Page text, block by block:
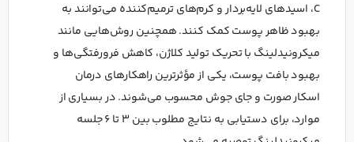
C، اسیدهای لایه‌بردار و کرم‌های ترمیم‌کننده می‌توانند به
بهبود ظاهر پوست کمک کنند. همچنین روش‌هایی مانند
میکرونیدلینگ با تحریک تولید کلاژن، کاهش فرورفتگی‌ها و
بهبود بافت پوست، یکی از مؤثرترین راهکارهای درمان
اسکار صورت و جای جوش محسوب می‌شوند. در بسیاری از
موارد، برای دستیابی به نتایج مطلوب بین ۳ تا ۶ جلسه